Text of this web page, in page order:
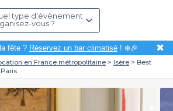
type d'évènement
vous ?
fête ? Réservez un bar climatisé! ❄️🎉 ✖
en France métropolitaine Isère
Best